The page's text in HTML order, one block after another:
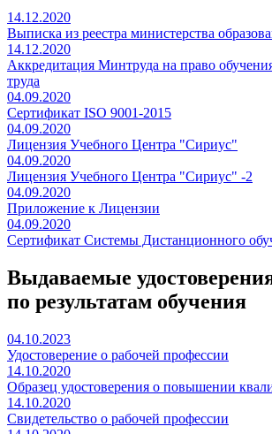
14.12.2020
Выписка из реестра министерства
14.12.2020
Аккредитация Минтруда на право
труда
04.09.2020
Сертификат ISO 9001-2015
04.09.2020
Лицензия Учебного Центра "Сириус"
04.09.2020
Лицензия Учебного Центра "Сириус" -2
04.09.2020
Приложение к Лицензии
04.09.2020
Сертификат Системы Дистанционного
Выдаваемые
по результатам обучения
04.10.2023
Удостоверение о рабочей профессии
14.10.2020
Образец удостоверения о повышении
14.10.2020
Свидетельство о рабочей профессии